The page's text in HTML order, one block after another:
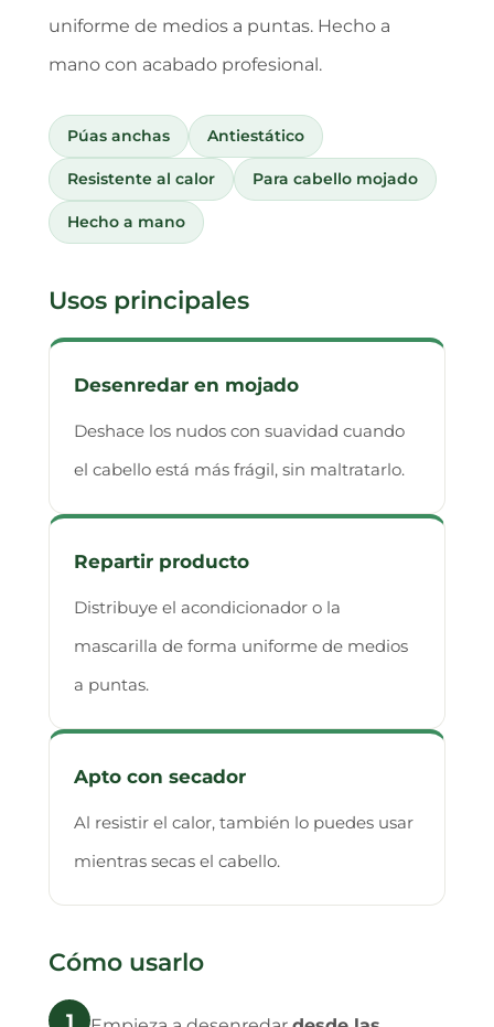
uniforme de medios a puntas. Hecho a
mano con acabado profesional.
Púas anchas Antiestático
Resistente al calor Para cabello mojado
Hecho a mano
Usos principales
Desenredar en mojado
Deshace los nudos con suavidad cuando
el cabello está más frágil, sin maltratarlo.
Repartir producto
Distribuye el acondicionador o la
mascarilla de forma uniforme de medios
a puntas.
Apto con secador
Al resistir el calor, también lo puedes usar
mientras secas el cabello.
Cómo usarlo
1